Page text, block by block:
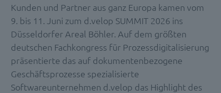
Kunden und Partner aus ganz Europa kamen vom
9. bis 11. Juni zum d.velop SUMMIT 2026 ins
Düsseldorfer Areal Böhler. Auf dem größten
deutschen Fachkongress für Prozessdigitalisierung
präsentierte das auf dokumentenbezogene
Geschäftsprozesse spezialisierte
Softwareunternehmen d.velop das Highlight des